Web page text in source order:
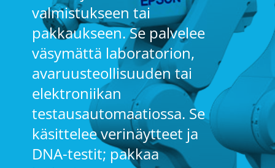
valmistukseen tai
pakkaukseen. Se palvelee
väsymättä laboratorion,
avaruusteollisuuden tai
elektroniikan
testausautomaatiossa. Se
käsittelee verinäytteet ja
DNA-testit; pakkaa